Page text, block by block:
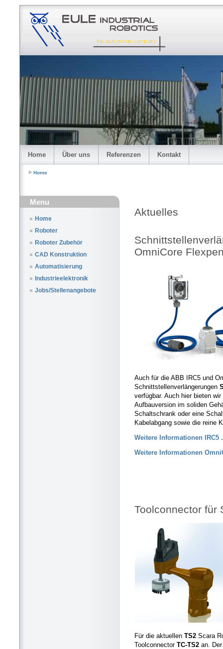
Home Über uns Referenzen Kontakt
Home
Menu
Home
Roboter
Roboter Zubehör
CAD Konstruktion
Automatisierung
Industrieelektronik
Jobs/Stellenangebote
Aktuelles
OmniCore
Auch für die ABB IRC5 und
Schnittstellenverlängerungen
verfügbar. Auch hier bieten
Aufbauversion im soliden
Schaltschrank oder eine
Kabelabgang sowie die reine
Weitere Informationen IRC5
Weitere Informationen
Toolconnector für
Für die aktuellen TS2 Scara
Toolconnector TC-TS2 an.